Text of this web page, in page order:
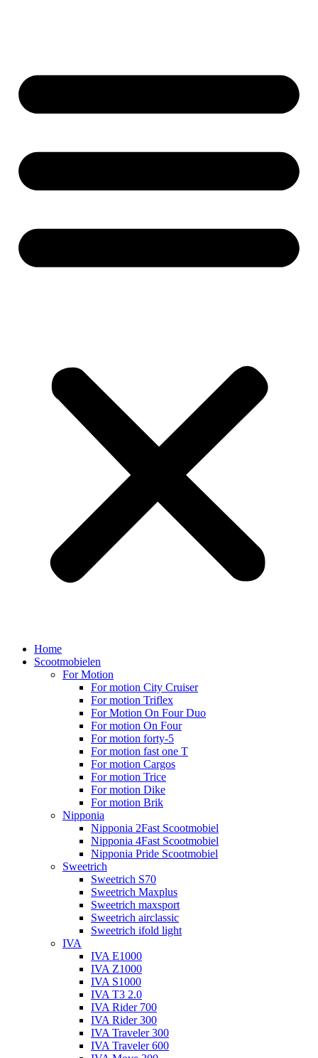
Home
Scootmobielen
For Motion
For motion City Cruiser
For motion Triflex
For Motion On Four Duo
For motion On Four
For motion forty-5
For motion fast one T
For motion Cargos
For motion Trice
For motion Dike
For motion Brik
Nipponia
Nipponia 2Fast Scootmobiel
Nipponia 4Fast Scootmobiel
Nipponia Pride Scootmobiel
Sweetrich
Sweetrich S70
Sweetrich Maxplus
Sweetrich maxsport
Sweetrich airclassic
Sweetrich ifold light
IVA
IVA E1000
IVA Z1000
IVA S1000
IVA T3 2.0
IVA Rider 700
IVA Rider 300
IVA Traveler 300
IVA Traveler 600